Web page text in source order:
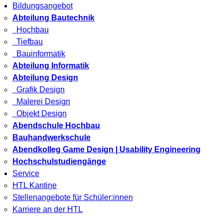
Bildungsangebot
Abteilung Bautechnik
Hochbau
Tiefbau
Bauinformatik
Abteilung Informatik
Abteilung Design
Grafik Design
Malerei Design
Objekt Design
Abendschule Hochbau
Bauhandwerkschule
Abendkolleg Game Design | Usability Engineering
Hochschulstudiengänge
Service
HTL Kantine
Stellenangebote für Schüler:innen
Karriere an der HTL